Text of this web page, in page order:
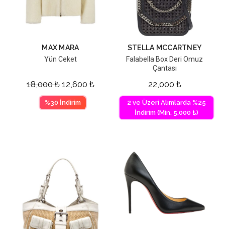
MAX MARA
Yün Ceket
18,000₺ 12,600 ₺
%30 İndirim
STELLA MCCARTNEY
Falabella Box Deri Omuz
Çantası
22,000 ₺
2 ve Üzeri Alımlarda %25
İndirim (Min. 5,000 ₺)